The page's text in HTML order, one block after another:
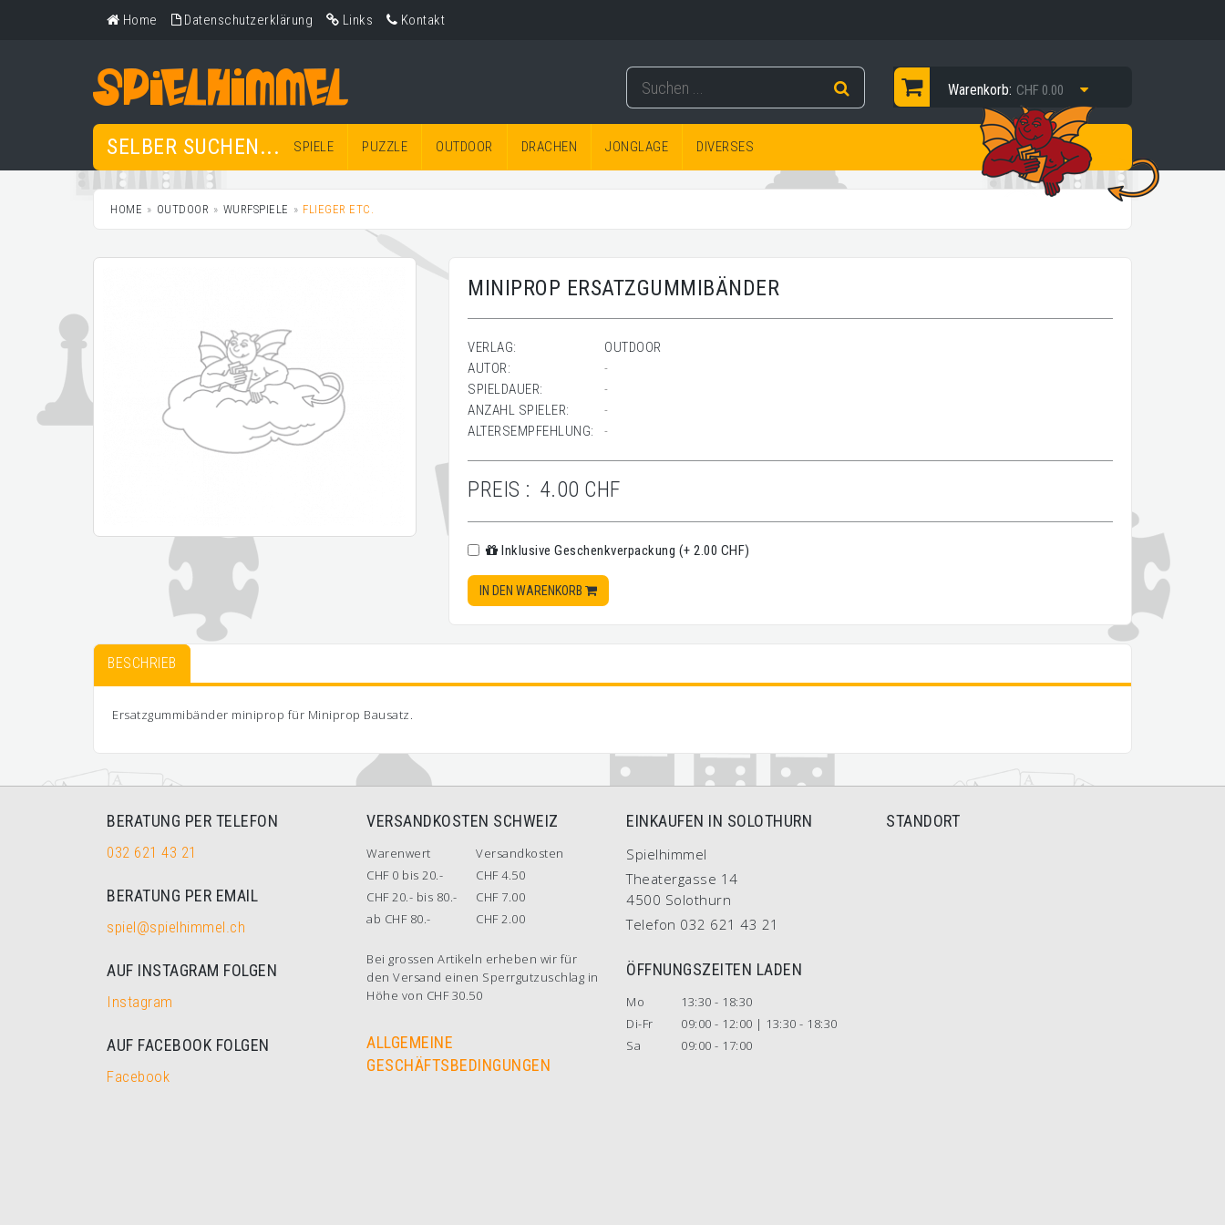
Home Datenschutzerklärung Links Kontakt
Warenkorb: CHF 0.00
SELBER SUCHEN... SPIELE PUZZLE OUTDOOR DRACHEN JONGLAGE DIVERSES
HOME OUTDOOR WURFSPIELE FLIEGER ETC.
MINIPROP ERSATZGUMMIBÄNDER
VERLAG:
OUTDOOR
AUTOR:
-
SPIELDAUER:
-
ANZAHL SPIELER:
-
ALTERSEMPFEHLUNG:
-
PREIS : 4.00 CHF
Inklusive Geschenkverpackung (+ 2.00 CHF)
IN DEN WARENKORB
BESCHRIEB
Ersatzgummibänder miniprop für Miniprop Bausatz.
BERATUNG PER TELEFON
032 621 43 21
BERATUNG PER EMAIL
spiel@spielhimmel.ch
AUF INSTAGRAM FOLGEN
Instagram
AUF FACEBOOK FOLGEN
Facebook
VERSANDKOSTEN SCHWEIZ
Warenwert
Versandkosten
CHF 0 bis 20.-
CHF 4.50
CHF 20.- bis 80.-
CHF 7.00
ab CHF 80.-
CHF 2.00
Bei grossen Artikeln erheben wir für
den Versand einen Sperrgutzuschlag in
Höhe von CHF 30.50
ALLGEMEINE
GESCHÄFTSBEDINGUNGEN
EINKAUFEN IN SOLOTHURN
Spielhimmel
Theatergasse 14
4500 Solothurn
Telefon 032 621 43 21
ÖFFNUNGSZEITEN LADEN
Mo
13:30 - 18:30
Di-Fr
09:00 - 12:00 | 13:30 - 18:30
Sa
09:00 - 17:00
STANDORT